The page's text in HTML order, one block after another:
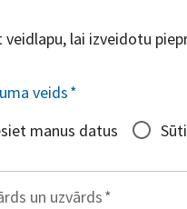
veidlapu, lai izveidotu
veids*
manus datus
un uzvārds*